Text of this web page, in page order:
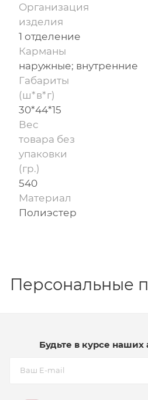
Организация
изделия
1 отделение
Карманы
наружные; внутренние
Габариты
(ш*в*г)
30*44*15
Вес
товара без
упаковки
(гр.)
540
Материал
Полиэстер
Персональные
Будьте в курсе